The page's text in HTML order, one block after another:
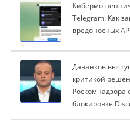
Telegram: Как
вредоносных
Даванков
критикой
Роскомнадзора
блокировке